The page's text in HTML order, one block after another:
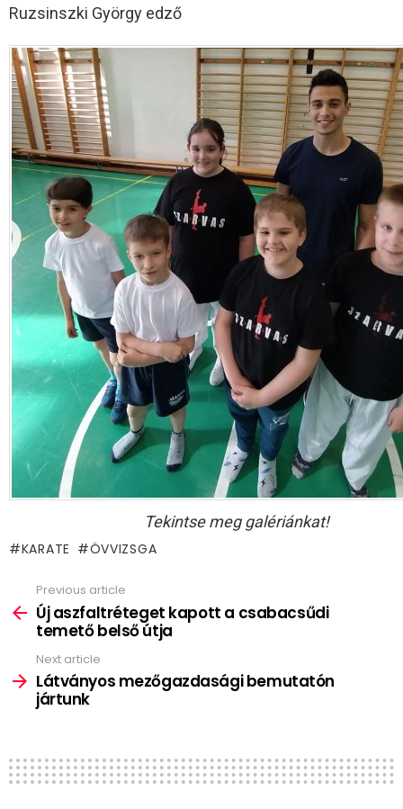
Ruzsinszki György edző
Tekintse meg galériánkat!
KARATE ÖVVIZSGA
more
Previous article
Új aszfaltréteget kapott a csabacsűdi
temető belső útja
Next article
Látványos mezőgazdasági bemutatón
jártunk